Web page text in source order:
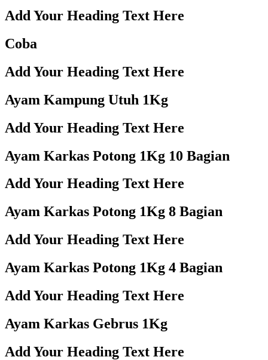
Add Your Heading Text Here
Coba
Add Your Heading Text Here
Ayam Kampung Utuh 1Kg
Add Your Heading Text Here
Ayam Karkas Potong 1Kg 10 Bagian
Add Your Heading Text Here
Ayam Karkas Potong 1Kg 8 Bagian
Add Your Heading Text Here
Ayam Karkas Potong 1Kg 4 Bagian
Add Your Heading Text Here
Ayam Karkas Gebrus 1Kg
Add Your Heading Text Here